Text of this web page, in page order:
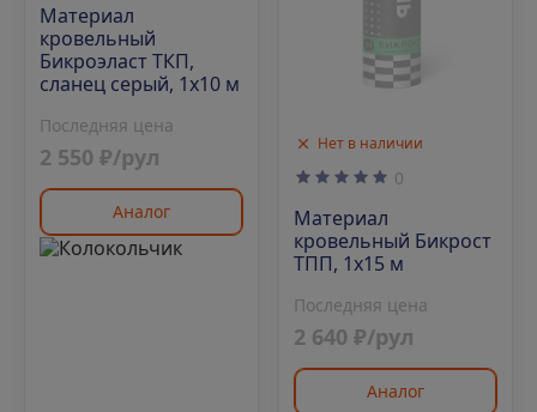
Материал
кровельный
Бикроэласт ТКП,
сланец серый, 1х10 м
Последняя цена
2 550 ₽/рул
Аналог
Нет в наличии
0
Материал
кровельный Бикрост
ТПП, 1х15 м
Последняя цена
2 640 ₽/рул
Аналог